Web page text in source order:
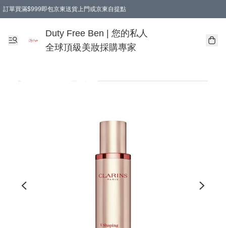
訂單買滿$999即包京東送貨上門或京東自提點
Duty Free Ben | 您的私人
全球頂級美妝採購專家